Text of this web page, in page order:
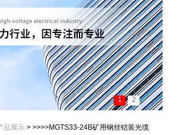
1 2
品展示 > >>>>MGTS33-24B矿用钢丝铠装光缆